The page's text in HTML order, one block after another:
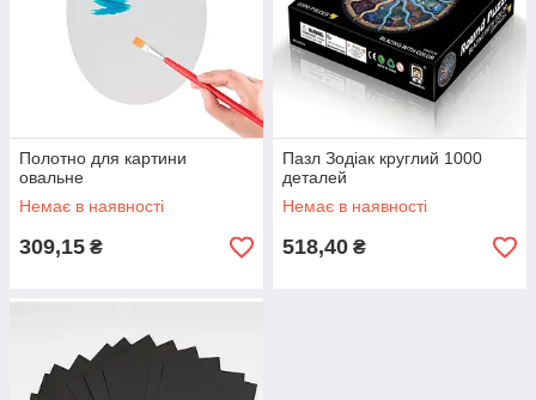
Полотно для картини
овальне
Немає в наявності
309,15 ₴
Пазл Зодіак круглий 1000
деталей
Немає в наявності
518,40 ₴